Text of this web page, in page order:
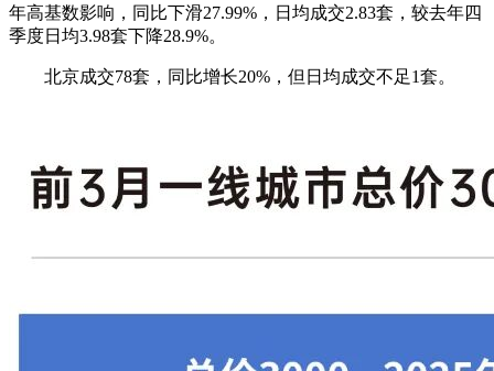
年高基数影响，同比下滑27.99%，日均成交2.83套，较去年四
季度日均3.98套下降28.9%。
北京成交78套，同比增长20%，但日均成交不足1套。